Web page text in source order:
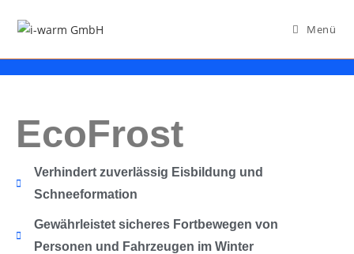
Menü
EcoFrost
Verhindert zuverlässig Eisbildung und
Schneeformation
Gewährleistet sicheres Fortbewegen von
Personen und Fahrzeugen im Winter